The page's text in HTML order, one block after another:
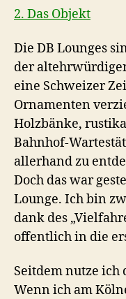
2. Das Objekt
Die DB Lounges
der
eine Schweizer
Ornamenten
Holzbänke,
Bahnhof-
allerhand zu
Doch das war
Lounge. Ich bin
dank des
offentlich in die
Seitdem nutze ich
Wenn ich am